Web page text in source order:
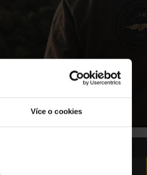
Více o cookies